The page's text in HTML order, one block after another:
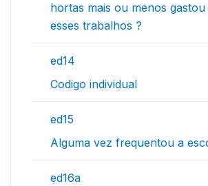
hortas mais ou menos
esses trabalhos ?
ed14
Codigo individual
ed15
Alguma vez frequentou a
ed16a